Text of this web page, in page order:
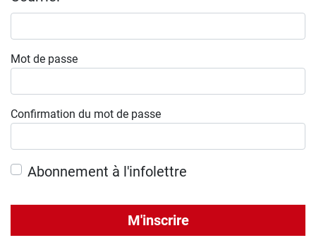
Mot de passe
Confirmation du mot de passe
Abonnement à l'infolettre
M'inscrire